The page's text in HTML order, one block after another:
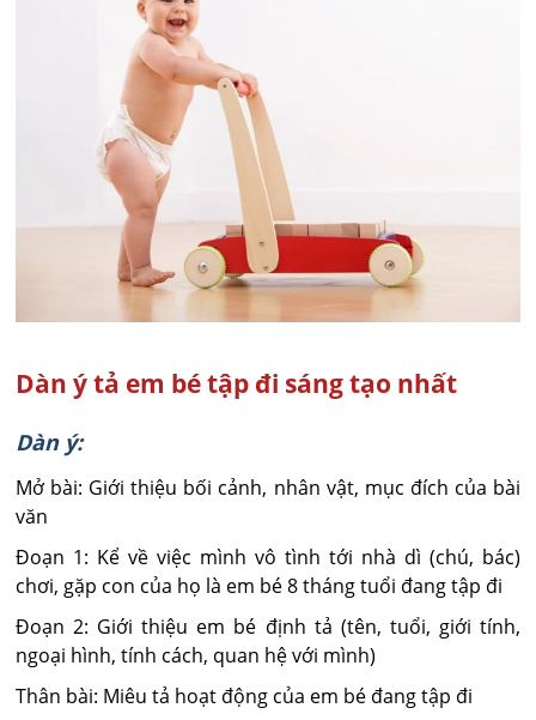
Dàn ý tả em bé tập đi sáng tạo nhất
Dàn ý:
Mở bài: Giới thiệu bối cảnh, nhân vật, mục đích của bài
văn
Đoạn 1: Kể về việc mình vô tình tới nhà dì (chú, bác)
chơi, gặp con của họ là em bé 8 tháng tuổi đang tập đi
Đoạn 2: Giới thiệu em bé định tả (tên, tuổi, giới tính,
ngoại hình, tính cách, quan hệ với mình)
Thân bài: Miêu tả hoạt động của em bé đang tập đi